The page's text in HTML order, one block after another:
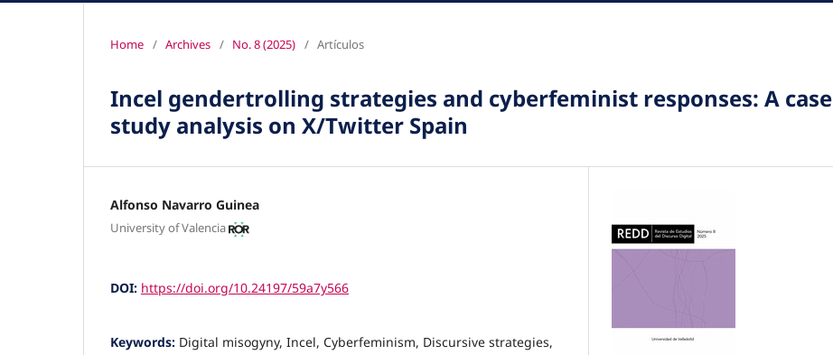
Home / Archives / No. 8 (2025) / Artículos
Incel gendertrolling strategies and cyberfeminist responses: A case
study analysis on X/Twitter Spain
Alfonso Navarro Guinea
University of Valencia
DOI: https://doi.org/10.24197/59a7y566
Keywords: Digital misogyny, Incel, Cyberfeminism, Discursive strategies,